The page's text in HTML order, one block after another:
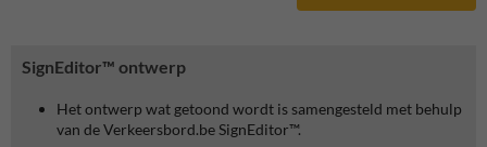
SignEditor™ ontwerp
Het ontwerp wat getoond wordt is samengesteld met behulp
van de Verkeersbord.be SignEditor™.